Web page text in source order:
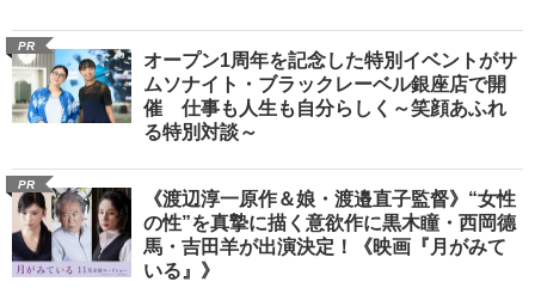
PR
オープン1周年を記念した特別イベントがサ
ムソナイト・ブラックレーベル銀座店で開
催 仕事も人生も自分らしく～笑顔あふれ
る特別対談～
PR
《渡辺淳一原作＆娘・渡邉直子監督》“女性
の性”を真摯に描く意欲作に黒木瞳・西岡德
馬・吉田羊が出演決定！《映画『月がみて
いる』》